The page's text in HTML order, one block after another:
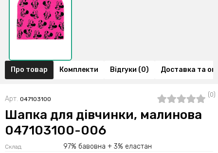
Про товар Комплекти Відгуки (0) Доставка та
Арт. 047103100
(0)
Шапка для дівчинки, малинова
047103100-006
Склад 97% бавовна + 3% еластан